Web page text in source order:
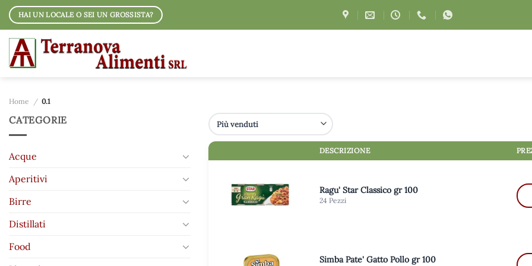
Salta
contenuti
HAI UN LOCALE O SEI UN GROSSISTA?
Home / 0.1
CATEGORIE
Acque
Aperitivi
Birre
Distillati
Food
DESCRIZIONE
Ragu' Star Classico gr 100
24 Pezzi
Simba Pate' Gatto Pollo gr 100